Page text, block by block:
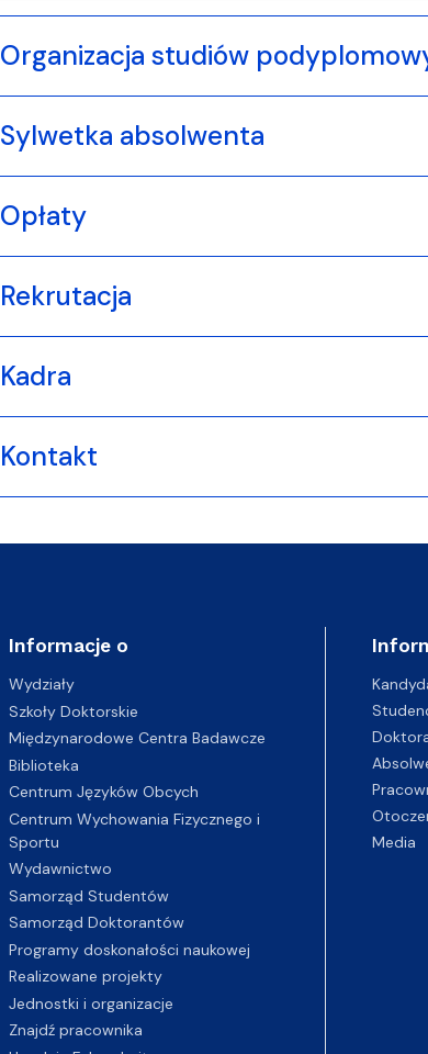
Organizacja studiów
Sylwetka absolwenta
Opłaty
Rekrutacja
Kadra
Kontakt
Informacje o
Wydziały
Szkoły Doktorskie
Międzynarodowe Centra Badawcze
Biblioteka
Centrum Języków Obcych
Centrum Wychowania Fizycznego i
Sportu
Wydawnictwo
Samorząd Studentów
Samorząd Doktorantów
Programy doskonałości naukowej
Realizowane projekty
Jednostki i organizacje
Znajdź pracownika
Media